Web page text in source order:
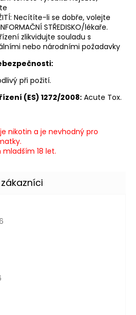
Necítíte-li se dobře, volejte
STŘEDISKO/lékaře.
zlikvidujte souladu s
nebo národními požadavky
při požití.
(ES) 1272/2008: Acute Tox.
nikotin a je nevhodný pro
18 let.
obchodu je 5 z 5 hvězdiček.
obchodu je 5 z 5 hvězdiček.